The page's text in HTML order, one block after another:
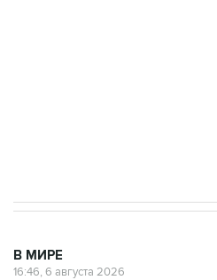
В МИРЕ
16:46, 6 августа 2026